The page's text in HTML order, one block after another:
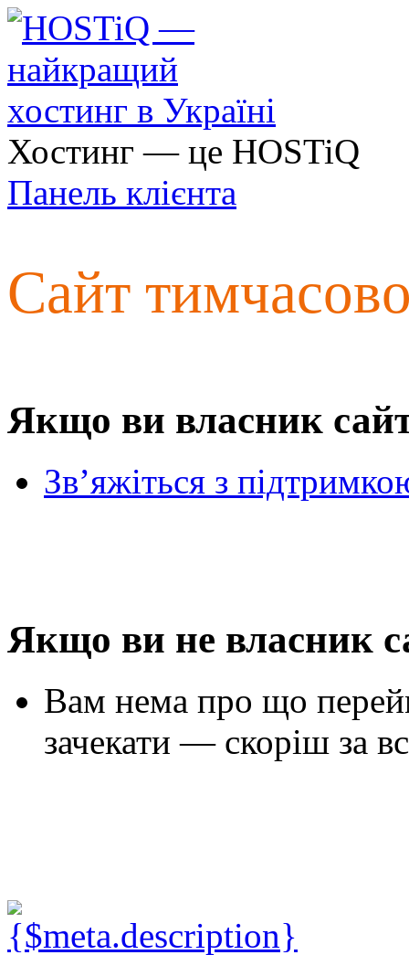
Хостинг — це HOSTiQ
Панель клієнта
Сайт
Якщо ви власник
Зв’яжіться з
Якщо ви не власник
Вам нема про що
зачекати — скоріш за